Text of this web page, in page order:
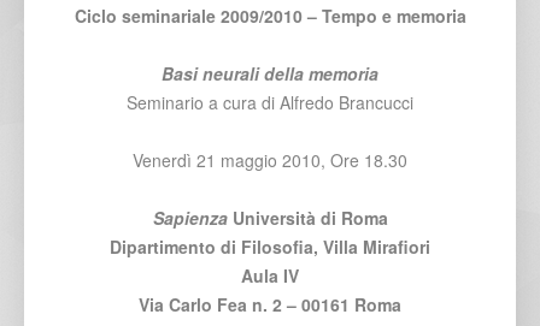
Ciclo seminariale 2009/2010 – Tempo e memoria
Basi neurali della memoria
Seminario a cura di Alfredo Brancucci
Venerdì 21 maggio 2010, Ore 18.30
SapienzaUniversità di Roma
Dipartimento di Filosofia, Villa Mirafiori
Aula IV
Via Carlo Fea n. 2 – 00161 Roma